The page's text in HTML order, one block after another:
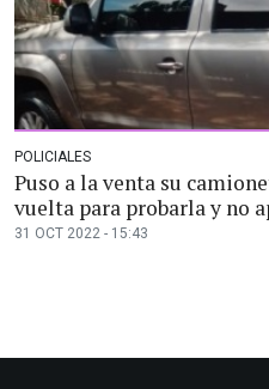
POLICIALES
Puso a la venta su
vuelta para probarla y no
31 OCT 2022 - 15:43